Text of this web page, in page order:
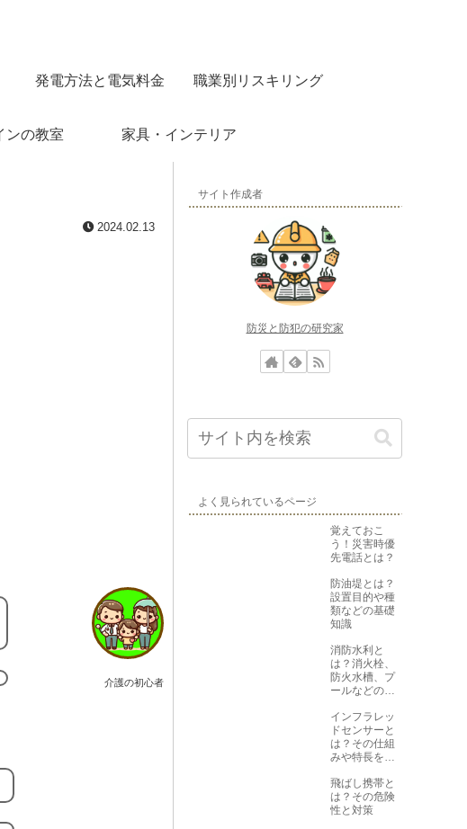
発電方法と電気料金 職業別リスキリング
ンの教室 家具・インテリア
2024.02.13
介護の初心者
サイト作成者
防災と防犯の研究家
よく見られているページ
覚えておこ
う！災害時優
先電話とは？
防油堤とは？
設置目的や種
類などの基礎
知識
消防水利と
は？消火栓、
防火水槽、プ
ールなどの役
説
インフラレッ
ドセンサーと
は？その仕組
みや特長を知
飛ばし携帯と
は？その危険
性と対策